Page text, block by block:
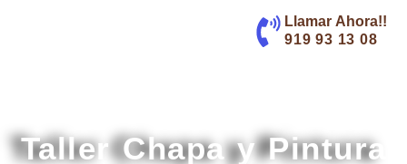
Llamar Ahora!!
919 93 13 08
Taller Chapa y Pintura